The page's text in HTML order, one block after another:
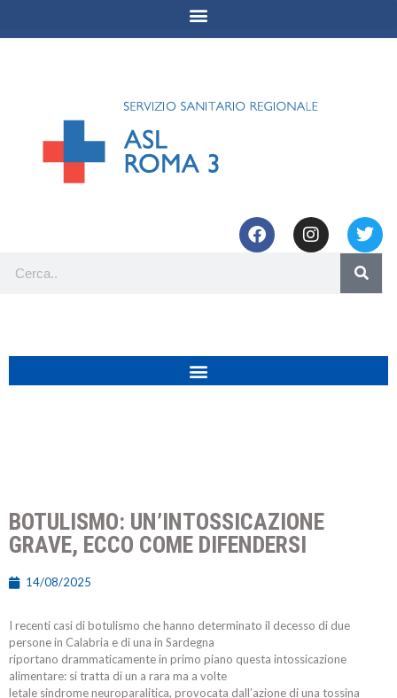
BOTULISMO: UN’INTOSSICAZIONE
GRAVE, ECCO COME DIFENDERSI
14/08/2025
I recenti casi di botulismo che hanno determinato il decesso di due
persone in Calabria e di una in Sardegna
riportano drammaticamente in primo piano questa intossicazione
alimentare: si tratta di un a rara ma a volte
letale sindrome neuroparalitica, provocata dall’azione di una tossina